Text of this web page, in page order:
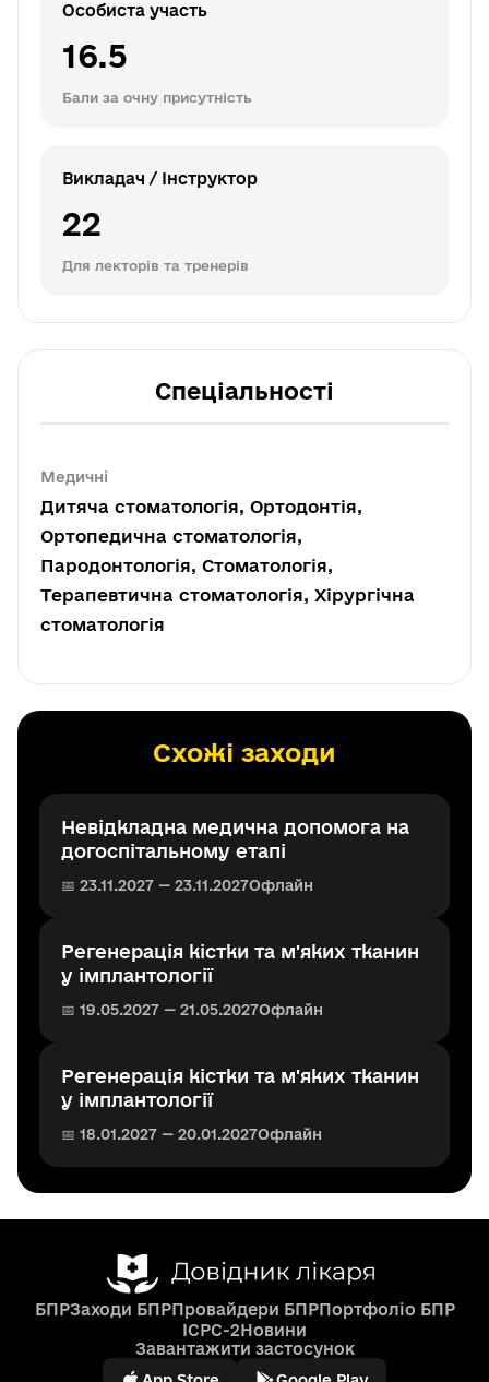
Особиста участь
16.5
Бали за очну присутність
Викладач / Інструктор
22
Для лекторів та тренерів
Спеціальності
Медичні
Дитяча стоматологія, Ортодонтія,
Ортопедична стоматологія,
Пародонтологія, Стоматологія,
Терапевтична стоматологія, Хірургічна
стоматологія
Схожі заходи
Невідкладна медична допомога на
догоспітальному етапі
📅 23.11.2027 — 23.11.2027Офлайн
Регенерація кістки та м'яких тканин
у імплантології
📅 19.05.2027 — 21.05.2027Офлайн
Регенерація кістки та м'яких тканин
у імплантології
📅 18.01.2027 — 20.01.2027Офлайн
БПРЗаходи БПРПровайдери БПРПортфоліо БПР
ICPC-2Новини
Завантажити застосунок